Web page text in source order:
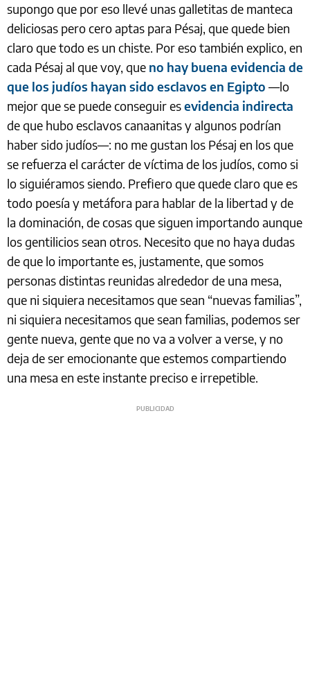
supongo que por eso llevé unas galletitas de manteca
deliciosas pero cero aptas para Pésaj, que quede bien
claro que todo es un chiste. Por eso también explico, en
cada Pésaj al que voy, que no hay buena evidencia de
que los judíos hayan sido esclavos en Egipto —lo
mejor que se puede conseguir esevidencia indirecta
de que hubo esclavos canaanitas y algunos podrían
haber sido judíos—: no me gustan los Pésaj en los que
se refuerza el carácter de víctima de los judíos, como si
lo siguiéramos siendo. Prefiero que quede claro que es
todo poesía y metáfora para hablar de la libertad y de
la dominación, de cosas que siguen importando aunque
los gentilicios sean otros. Necesito que no haya dudas
de que lo importante es, justamente, que somos
personas distintas reunidas alrededor de una mesa,
que ni siquiera necesitamos que sean “nuevas familias”,
ni siquiera necesitamos que sean familias, podemos ser
gente nueva, gente que no va a volver a verse, y no
deja de ser emocionante que estemos compartiendo
una mesa en este instante preciso e irrepetible.